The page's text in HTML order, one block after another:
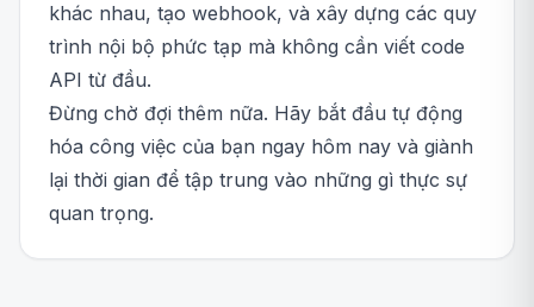
khác nhau, tạo webhook, và xây dựng các quy
trình nội bộ phức tạp mà không cần viết code
API từ đầu.
Đừng chờ đợi thêm nữa. Hãy bắt đầu tự động
hóa công việc của bạn ngay hôm nay và giành
lại thời gian để tập trung vào những gì thực sự
quan trọng.